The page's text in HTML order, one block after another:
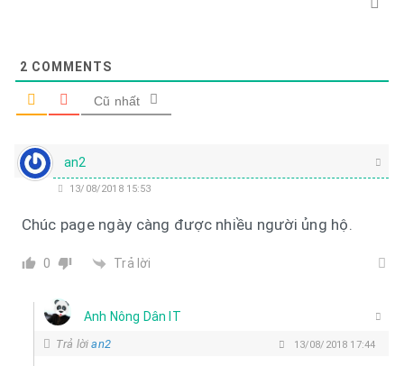
2 COMMENTS
Cũ nhất
an2
13/08/2018 15:53
Chúc page ngày càng được nhiều người ủng hộ.
0 Trả lời
Anh Nông Dân IT
Trả lờian2 13/08/2018 17:44